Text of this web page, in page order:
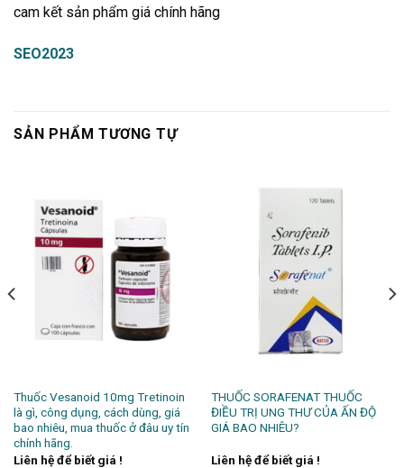
cam kết sản phẩm giá chính hãng
SEO2023
SẢN PHẨM TƯƠNG TỰ
Thuốc Vesanoid 10mg Tretinoin
là gì, công dụng, cách dùng, giá
bao nhiêu, mua thuốc ở đâu uy tín
chính hãng.
Liên hệ để biết giá !
THUỐC SORAFENAT THUỐC
ĐIỀU TRỊ UNG THƯ CỦA ẤN ĐỘ
GIÁ BAO NHIÊU?
Liên hệ để biết giá !